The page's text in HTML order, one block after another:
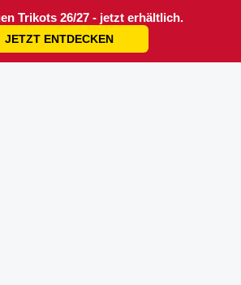
Trikots 26/27 - jetzt erhältlich.
JETZT ENTDECKEN